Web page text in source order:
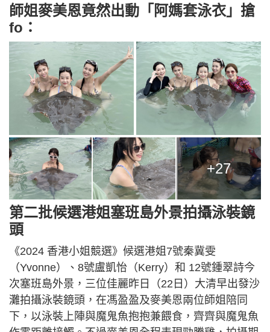
師姐麥美恩竟然出動「阿媽套泳衣」搶
fo：
+27
第二批候選港姐塞班島外景拍攝泳裝鏡
頭
《2024 香港小姐競選》候選港姐7號秦冀雯
（Yvonne）、8號盧凱怡（Kerry）和 12號鍾翠詩今
次塞班島外景，三位佳麗昨日（22日）大清早出發沙
灘拍攝泳裝鏡頭，在馮盈盈及麥美恩兩位師姐陪同
下，以泳裝上陣與魔鬼魚抱抱兼餵食，齊齊與魔鬼魚